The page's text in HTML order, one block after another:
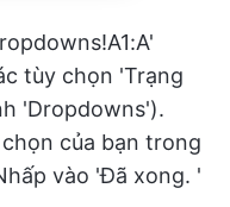
tùy chọn 'Trạng
'Dropdowns').
của bạn trong
vào 'Đã xong. '